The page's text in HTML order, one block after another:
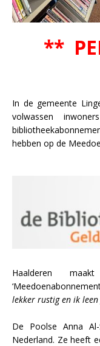
**
In de gemeente
volwassen
hebben op de
Haalderen
lekker rustig en ik
De Poolse Anna
Nederland. Ze heeft